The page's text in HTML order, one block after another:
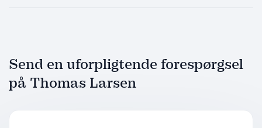
Send en uforpligtende forespørgsel
på Thomas Larsen